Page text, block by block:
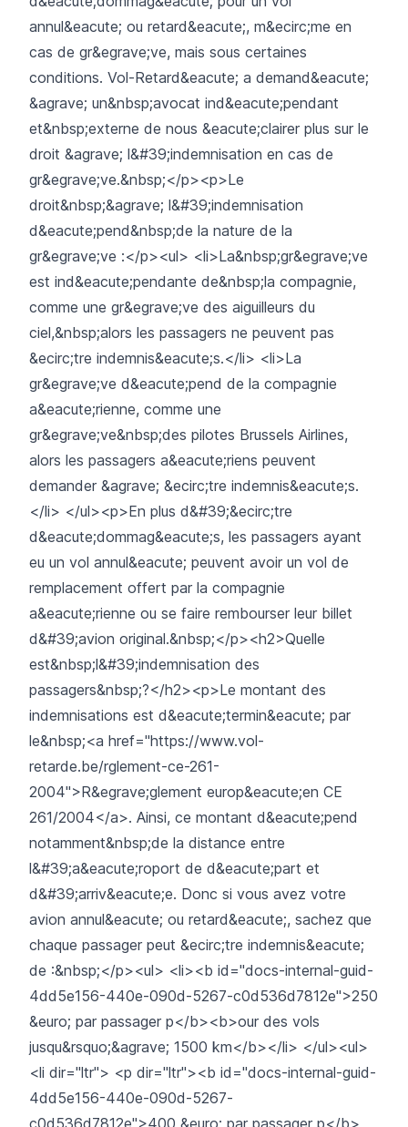
annul&eacute; ou retard&eacute;, m&ecirc;me en
cas de gr&egrave;ve, mais sous certaines
conditions. Vol-Retard&eacute; a demand&eacute;
&agrave; un&nbsp;avocat ind&eacute;pendant
et&nbsp;externe de nous &eacute;clairer plus sur le
droit &agrave; l&#39;indemnisation en cas de
gr&egrave;ve.&nbsp;</p><p>Le
droit&nbsp;&agrave; l&#39;indemnisation
d&eacute;pend&nbsp;de la nature de la
gr&egrave;ve :</p><ul> <li>La&nbsp;gr&egrave;ve
est ind&eacute;pendante de&nbsp;la compagnie,
comme une gr&egrave;ve des aiguilleurs du
ciel,&nbsp;alors les passagers ne peuvent pas
&ecirc;tre indemnis&eacute;s.</li> <li>La
gr&egrave;ve d&eacute;pend de la compagnie
a&eacute;rienne, comme une
gr&egrave;ve&nbsp;des pilotes Brussels Airlines,
alors les passagers a&eacute;riens peuvent
demander &agrave; &ecirc;tre indemnis&eacute;s.
</li> </ul><p>En plus d&#39;&ecirc;tre
d&eacute;dommag&eacute;s, les passagers ayant
eu un vol annul&eacute; peuvent avoir un vol de
remplacement offert par la compagnie
a&eacute;rienne ou se faire rembourser leur billet
d&#39;avion original.&nbsp;</p><h2>Quelle
est&nbsp;l&#39;indemnisation des
passagers&nbsp;?</h2><p>Le montant des
indemnisations est d&eacute;termin&eacute; par
le&nbsp;<a href="https://www.vol-
retarde.be/rglement-ce-261-
2004">R&egrave;glement europ&eacute;en CE
261/2004</a>. Ainsi, ce montant d&eacute;pend
notamment&nbsp;de la distance entre
l&#39;a&eacute;roport de d&eacute;part et
d&#39;arriv&eacute;e. Donc si vous avez votre
avion annul&eacute; ou retard&eacute;, sachez que
chaque passager peut &ecirc;tre indemnis&eacute;
de :&nbsp;</p><ul> <li><b id="docs-internal-guid-
4dd5e156-440e-090d-5267-c0d536d7812e">250
&euro; par passager p</b><b>our des vols
jusqu&rsquo;&agrave; 1500 km</b></li> </ul><ul>
<li dir="ltr"> <p dir="ltr"><b id="docs-internal-guid-
4dd5e156-440e-090d-5267-
c0d536d7812e">400 &euro; par passager p</b>